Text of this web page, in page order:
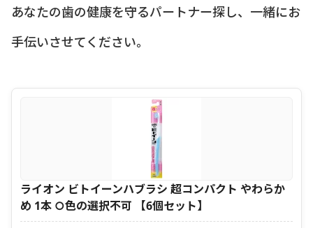
あなたの歯の健康を守るパートナー探し、一緒にお
手伝いさせてください。
ライオン ビトイーンハブラシ 超コンパクト やわらか
め 1本 ○色の選択不可 【6個セット】